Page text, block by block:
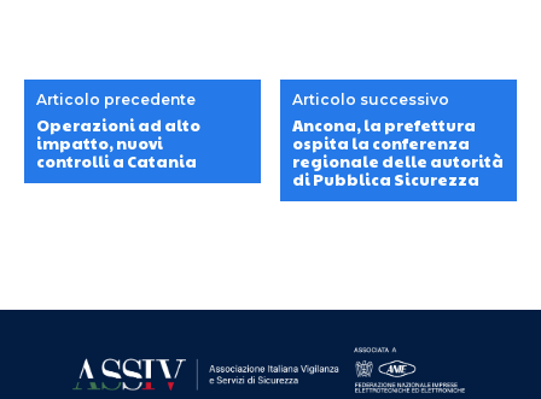
Articolo precedente
Operazioni ad alto
impatto, nuovi
controlli a Catania
Articolo successivo
Ancona, la prefettura
ospita la conferenza
regionale delle autorità
di Pubblica Sicurezza